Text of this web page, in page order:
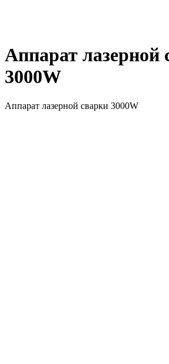
Аппарат лазерной
3000W
Аппарат лазерной сварки 3000W